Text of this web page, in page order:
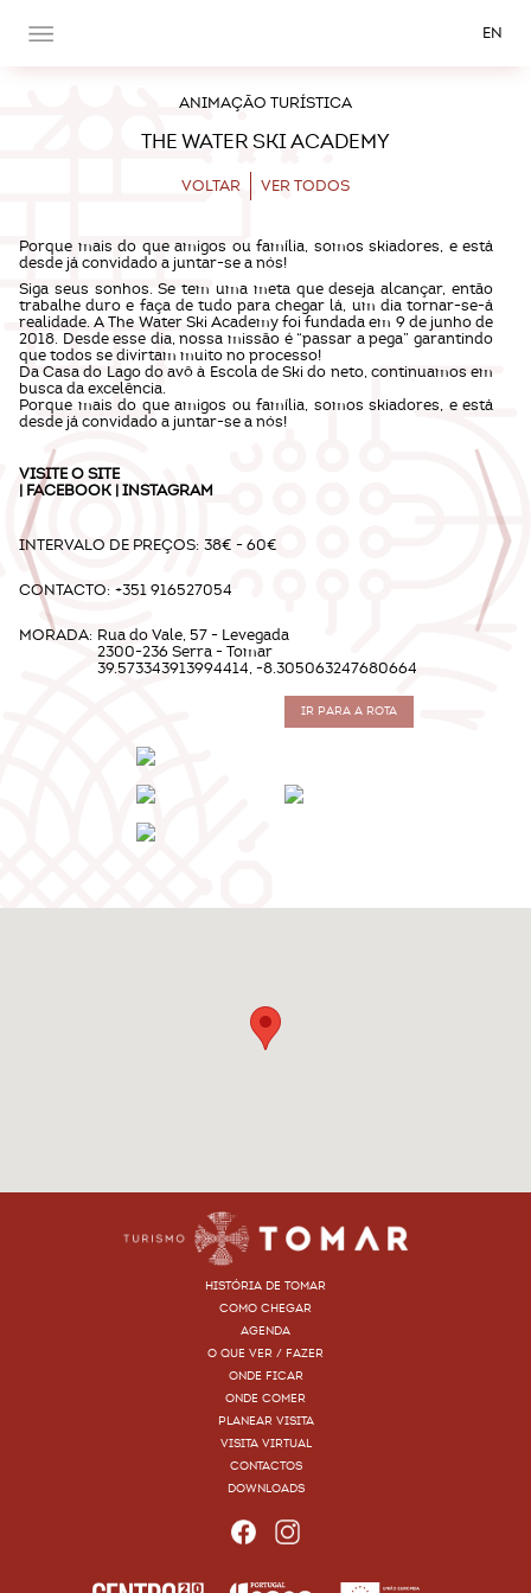
EN
ANIMAÇÃO TURÍSTICA
THE WATER SKI ACADEMY
VOLTAR VER TODOS
Porque mais do que amigos ou família, somos skiadores, e está
desde já convidado a juntar-se a nós!
Siga seus sonhos. Se tem uma meta que deseja alcançar, então
trabalhe duro e faça de tudo para chegar lá, um dia tornar-se-á
realidade. A The Water Ski Academy foi fundada em 9 de junho de
2018. Desde esse dia, nossa missão é “passar a pega” garantindo
que todos se divirtam muito no processo!
Da Casa do Lago do avô à Escola de Ski do neto, continuamos em
busca da excelência.
Porque mais do que amigos ou família, somos skiadores, e está
desde já convidado a juntar-se a nós!
VISITE OSITE
| FACEBOOK | INSTAGRAM
INTERVALO DE PREÇOS: 38€ - 60€
CONTACTO: +351 916527054
MORADA: Rua do Vale, 57 - Levegada
2300-236 Serra - Tomar
39.573343913994414, -8.305063247680664
IR PARA A ROTA
HISTÓRIA DE TOMAR
COMO CHEGAR
AGENDA
O QUE VER / FAZER
ONDE FICAR
ONDE COMER
PLANEAR VISITA
VISITA VIRTUAL
CONTACTOS
DOWNLOADS